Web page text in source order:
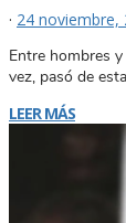
· 24 noviembre,
Entre hombres
vez, pasó de
LEER MÁS